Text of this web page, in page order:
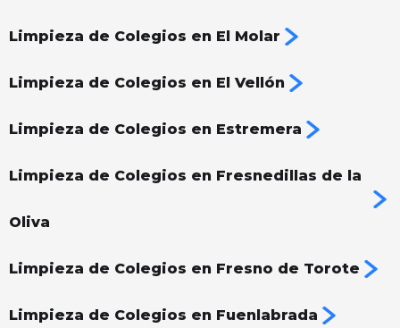
Limpieza de Colegios en El Molar
Limpieza de Colegios en El Vellón
Limpieza de Colegios en Estremera
Limpieza de Colegios en Fresnedillas de la
Oliva
Limpieza de Colegios en Fresno de Torote
Limpieza de Colegios en Fuenlabrada